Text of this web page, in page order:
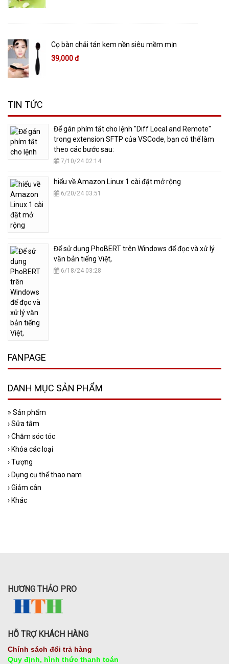
Cọ bàn chải tán kem nền siêu mềm mịn
39,000 đ
TIN TỨC
​Để gán phím tắt cho lệnh "Diff Local and Remote"
trong extension SFTP của VSCode, bạn có thể làm
theo các bước sau:
7/10/24 02:14
hiểu về Amazon Linux 1 cài đặt mở rộng
6/20/24 03:51
​Để sử dụng PhoBERT trên Windows để đọc và xử lý
văn bản tiếng Việt,
6/18/24 03:28
FANPAGE
DANH MỤC SẢN PHẨM
» Sản phẩm
›Sửa tắm
›Chăm sóc tóc
› Khóa các loại
›Tượng
› Dụng cụ thể thao nam
›Giảm cân
› Khác
HƯƠNG THẢO PRO
HỖ TRỢ KHÁCH HÀNG
Chính sách đổi trả hàng
Quy định, hình thức thanh toán